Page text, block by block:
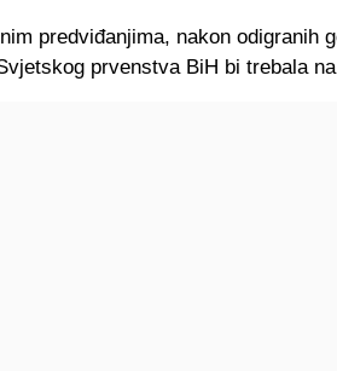
predviđanjima, nakon odigranih
prvenstva BiH bi trebala